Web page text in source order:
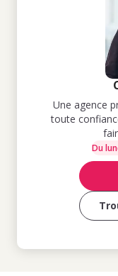
Une agence
toute
Du